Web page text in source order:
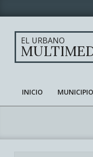
to
content
EL URBANO
Primary
Navigation
INICIO